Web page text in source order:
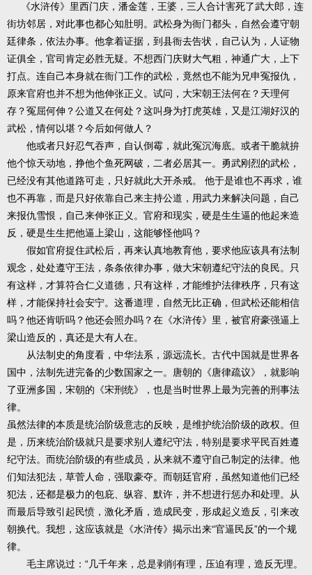
《水浒传》里西门庆，潘金莲，王婆，三人合计害死了武大郎，连
街坊邻居，对此事也都心知肚明。武松身为衙门都头，自然会遵守朝
廷律条，依法办事。他拿着证据，到县衙去告状，自己认为，人证物
证俱全，官司肯定必胜无疑。不想西门庆财大气粗，神通广大，上下
打点。连自己本身就在衙门工作的武松，竟然也不能为兄申冤报仇，
原来官府也并不想为他伸张正义。试问，大宋朝王法何在？天理何
存？冤屈何伸？公道又在何处？这叫身为打虎英雄，又是江湖好汉的
武松，情何以堪？今后如何做人？
他或者只好忍气吞声，自认倒霉，就此冤沉海底。或者干脆就拚
他个惊天动地，挣他个鱼死网破，二者必居其一。勇武刚烈的武松，
已经没有其他道路可走，只好就此大开杀戒。 他于是谁也不再求，谁
也不再靠，而是只好依靠自己来主持公道，用武力来解决问题，自己
来报仇雪恨，自己来伸张正义。官府和现实，硬是生生逼的他起来造
反，硬是生生把他逼上梁山，这能够怪他吗？
假如官府捉住武松后，再来认真地教育他，要求他应该具有法制
观念，处处遵守王法，条条依律办事，做大宋朝遵纪守法的良民。只
有这样，才算符合仁义道德，只有这样，才能维护法律秩序，只有这
样，才能保持社会安宁。这番道理，自然无比正确，但武松还能相信
吗？他还肯听吗？他还会照办吗？在《水浒传》里，被官府豪强逼上
梁山造反的，真还是大有人在。
从法制史的角度看，中华法系，源远流长。古代中国就是世界各
国中，法制先进完备的少数国家之一。唐朝的《唐律疏议》，就影响
了亚洲多国，宋朝的《宋刑统》，也是当时世界上最为完善的刑事法
律。
虽然法律的本质是统治阶级意志的反映，是维护统治阶级的政权。但
是，历来统治阶级就只是要求别人遵纪守法，特别是要求平民百姓遵
纪守法。而统治阶级的有些成员，从来就不遵守自己制定的法律。他
们知法犯法，草菅人命，强取豪夺。而朝廷官府，虽然知道他们已经
犯法，还都是极力的包庇、纵容、默许，并不想进行惩办和处理。从
而最后导致引起民愤，激化矛盾，造成民变，形成起义造反，引来改
朝换代。我想，这应该就是《水浒传》揭示出来“官逼民反”的一个规
律。
毛主席说过：“几千年来，总是剥削有理，压迫有理，造反无理。